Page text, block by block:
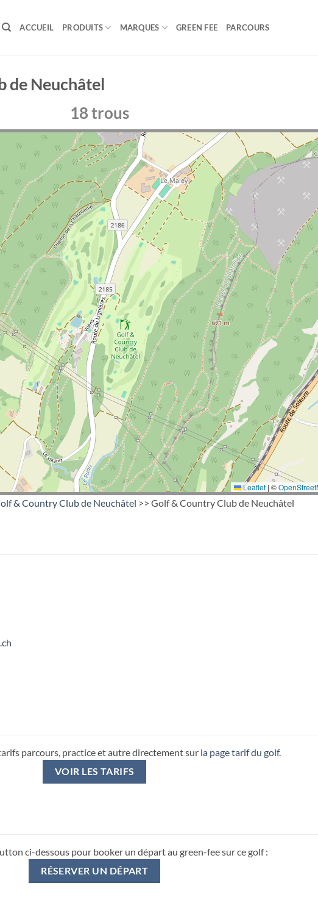
ACCUEIL PRODUITS MARQUES GREEN FEE PARCOURS
de Neuchâtel
18 trous
Leaflet | ©
& Country Club de Neuchâtel >> Golf & Country Club de Neuchâtel
parcours, practice et autre directement sur la page tarif du golf.
VOIR LES TARIFS
ci-dessous pour booker un départ au green-fee sur ce golf :
RÉSERVER UN DÉPART